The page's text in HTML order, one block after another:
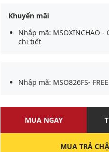
Khuyến mãi
Nhập mã: MSOXINCHAO -
chi tiết
Nhập mã: MSO826FS-
MUA NGAY
MUA TRẢ